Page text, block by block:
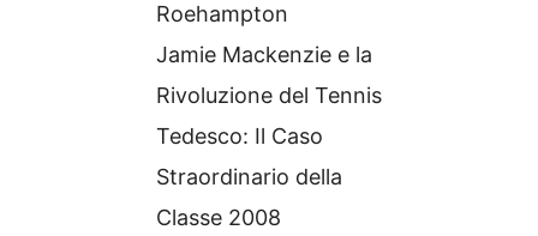
Roehampton
Jamie Mackenzie e la
Rivoluzione del Tennis
Tedesco: Il Caso
Straordinario della
Classe 2008